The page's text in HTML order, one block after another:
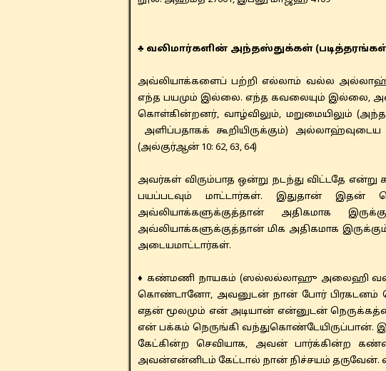
♣ வலிமார்களின் அந்தஸ்துக்கள்
அவ்லியாக்களைப் பற்றி எல்லாம் வல்ல அல்லாஹ்
எந்த பயமும் இல்லை. எந்த கவலையும் இல்லை,
கொள்கின்றனர், வாழ்விலும், மறுமையிலும்
அளிப்பதாகக் கூறியிருக்கும்)
(அல்குர்ஆன் 10: 62, 63, 64)
அவர்கள் விரும்பாத ஒன்று நடந்து விட்டதே
பயப்படவும் மாட்டார்கள். இதுதான்
அவ்லியாக்களுக்குத்தான் அதிகமாக
அவ்லியாக்களுக்குத்தான் மிக அதிகமாக
அடையமாட்டார்கள்.
♦ கண்மணி நாயகம் (ஸல்லல்லாஹு அலைஹி
கொண்டானோ, அவனுடன் நான் போர் பிரகடனம்
எதன் மூலமும் என் அடியான் என்னுடன்
என் பக்கம் நெருங்கி வந்துகொண்டேயிருப்பான்.
கேட்கின்ற செவியாக, அவன் பார்க்கின்ற
அவன்என்னிடம் கேட்டால் நான் நிச்சயம் தருவேன்.